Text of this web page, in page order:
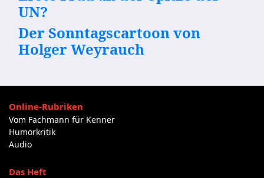
UN?
Der Sonntagscartoon von
Holger Weyrauch
Online-Rubriken
Vom Fachmann für Kenner
Humorkritik
Audio
Das Heft